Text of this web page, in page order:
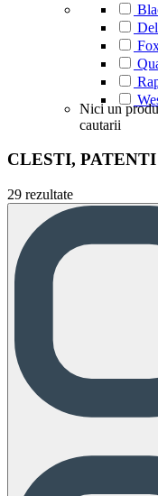
Nici un
cautarii
CLESTI,
29 rezultate